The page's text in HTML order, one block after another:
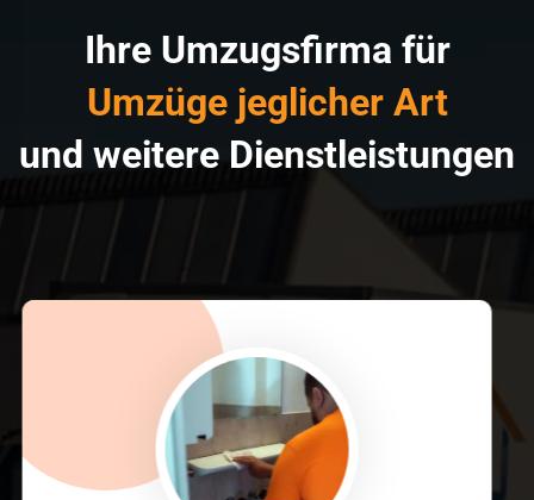
Ihre Umzugsfirma für
Umzüge jeglicher Art
und weitere Dienstleistungen